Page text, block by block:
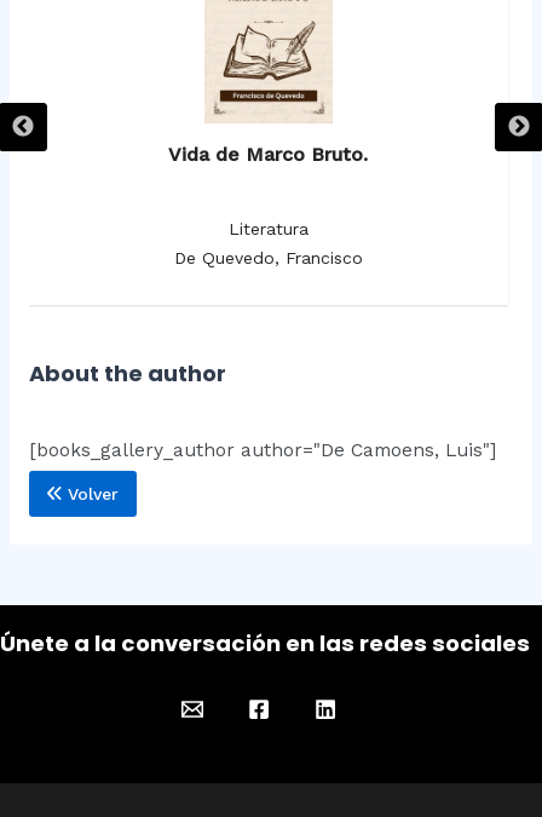
Vida de Marco Bruto.
Literatura
De Quevedo, Francisco
About the author
[books_gallery_author author="De Camoens, Luis"]
Volver
Únete a la conversación en las redes sociales